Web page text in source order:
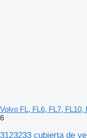
Volvo FL, FL6, FL7,
6
3123233 cubierta de